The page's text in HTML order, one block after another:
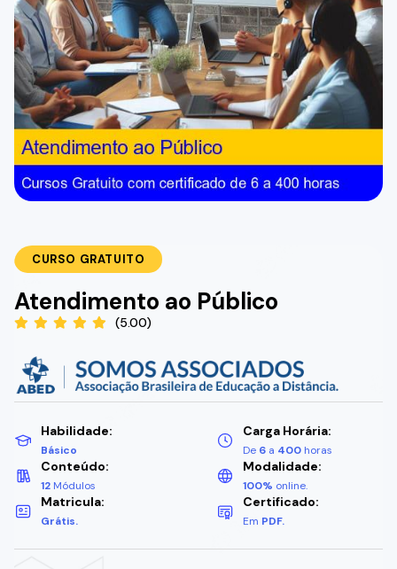
CURSO GRATUITO
Atendimento ao Público
(5.00)
Habilidade:
Básico
Carga Horária:
De 6 a 400 horas
Conteúdo:
12 Módulos
Modalidade:
100% online.
Matricula:
Grátis.
Certificado:
Em PDF.